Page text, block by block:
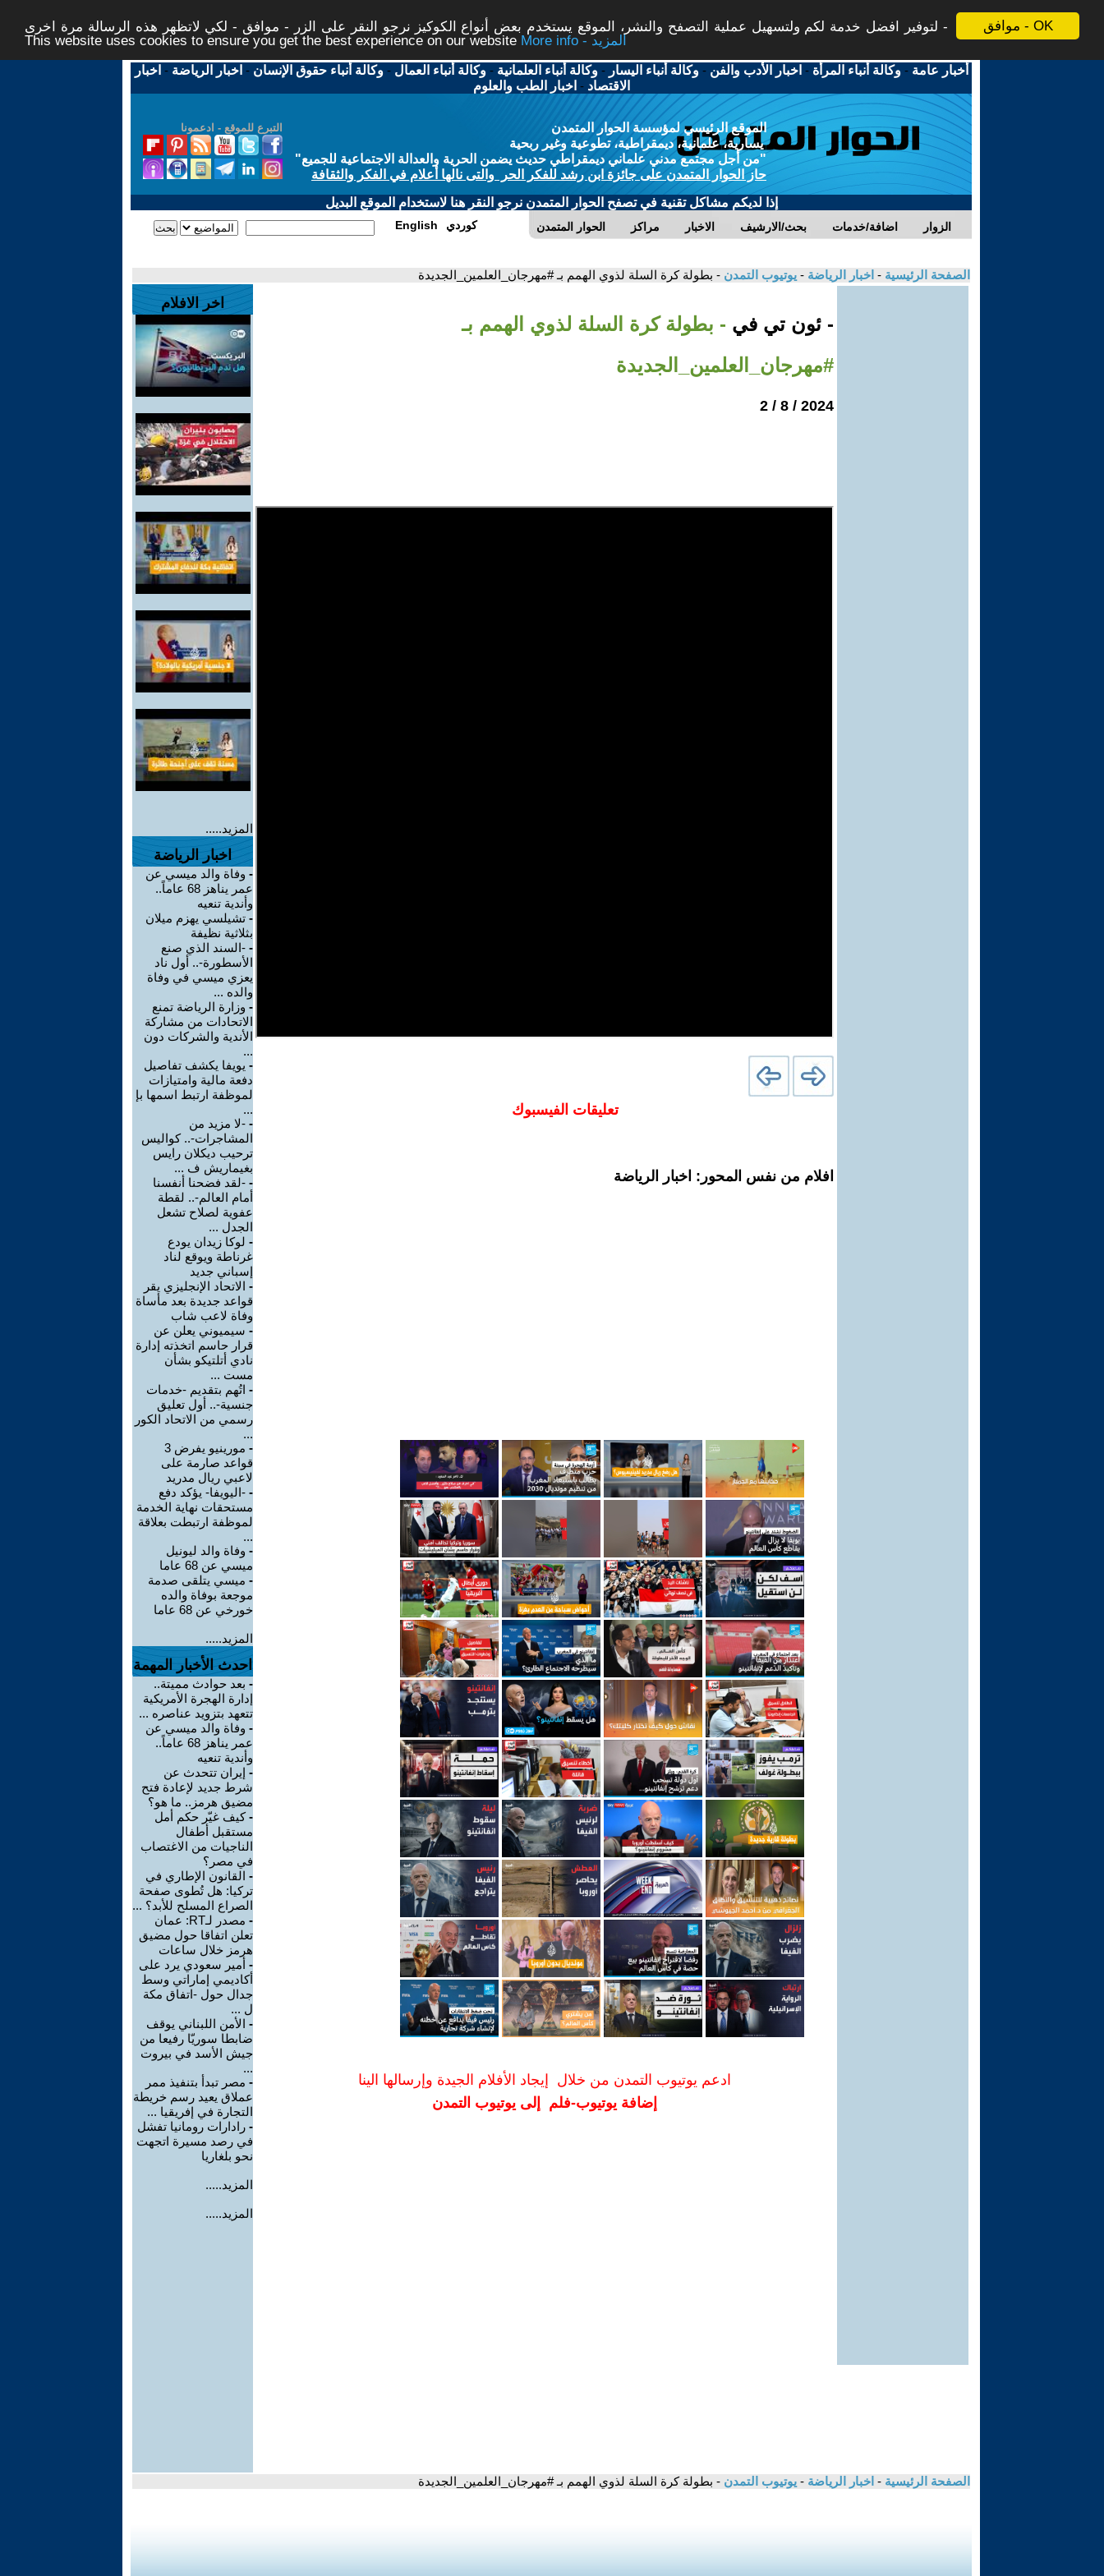
موافق - OK
لتوفير افضل خدمة لكم ولتسهيل عملية التصفح والنشر، الموقع يستخدم بعض أنواع الكوكيز نرجو النقر على الزر - موافق - لكي لاتظهر هذه الرسالة مرة اخرى -
This website uses cookies to ensure you get the best experience on our website
More info - المزيد
أخبار عامة -وكالة أنباء المرأة - اخبار الأدب والفن -وكالة أنباء اليسار -وكالة أنباء العلمانية -وكالة أنباء العمال -وكالة أنباء حقوق الإنسان - اخبار الرياضة - اخبار
الاقتصاد - اخبار الطب والعلوم
التبرع للموقع - ادعمونا
الموقع الرئيسي لمؤسسة الحوار المتمدن
يسارية، علمانية، ديمقراطية، تطوعية وغير ربحية
"من أجل مجتمع مدني علماني ديمقراطي حديث يضمن الحرية والعدالة الاجتماعية للجميع"
حاز الحوار المتمدن على جائزة ابن رشد للفكر الحر والتى نالها أعلام في الفكر والثقافة
إذا لديكم مشاكل تقنية في تصفح الحوار المتمدن نرجو النقر هنا لاستخدام الموقع البديل
الحوار المتمدن مراكز الاخبار بحث/الارشيف اضافة/خدمات الزوار English كوردي
الصفحة الرئيسية - اخبار الرياضة - يوتيوب التمدن - بطولة كرة السلة لذوي الهمم بـ #مهرجان_العلمين_الجديدة
- ئون تي في - بطولة كرة السلة لذوي الهمم بـ
#مهرجان_العلمين_الجديدة
2024 / 8 / 2
تعليقات الفيسبوك
افلام من نفس المحور: اخبار الرياضة
ادعم يوتيوب التمدن من خلال إيجاد الأفلام الجيدة وإرسالها الينا
إضافة يوتيوب-فلم إلى يوتيوب التمدن
اخر الافلام
المزيد.....
اخبار الرياضة
- وفاة والد ميسي عن
عمر يناهز 68 عاماً..
وأندية تنعيه
- تشيلسي يهزم ميلان
بثلاثية نظيفة
- -السند الذي صنع
الأسطورة-.. أول ناد
يعزي ميسي في وفاة
والده ...
- وزارة الرياضة تمنع
الاتحادات من مشاركة
الأندية والشركات دون
...
- يويفا يكشف تفاصيل
دفعة مالية وامتيازات
لموظفة ارتبط اسمها بإ
...
- -لا مزيد من
المشاجرات-.. كواليس
ترحيب ديكلان رايس
بغيماريش ف ...
- -لقد فضحنا أنفسنا
أمام العالم-.. لقطة
عفوية لصلاح تشعل
الجدل ...
- لوكا زيدان يودع
غرناطة ويوقع لناد
إسباني جديد
- الاتحاد الإنجليزي يقر
قواعد جديدة بعد مأساة
وفاة لاعب شاب
- سيميوني يعلن عن
قرار حاسم اتخذته إدارة
نادي أتلتيكو بشأن
مست ...
- اتُهم بتقديم -خدمات
جنسية-.. أول تعليق
رسمي من الاتحاد الكور
...
-
مورينيو يفرض 3
قواعد صارمة على
لاعبي ريال مدريد
- -اليويفا- يؤكد دفع
مستحقات نهاية الخدمة
لموظفة ارتبطت بعلاقة
...
- وفاة والد ليونيل
ميسي عن 68 عاما
- ميسي يتلقى صدمة
موجعة بوفاة والده
خورخي عن 68 عاما
المزيد.....
احدث الأخبار المهمة
- بعد حوادث مميتة..
إدارة الهجرة الأمريكية
تتعهد بتزويد عناصره ...
- وفاة والد ميسي عن
عمر يناهز 68 عاماً..
وأندية تنعيه
- إيران تتحدث عن
شرط جديد لإعادة فتح
مضيق هرمز.. ما هو؟
-كيف غيّر حكم أمل
مستقبل أطفال
الناجيات من الاغتصاب
في مصر؟
- القانون الإطاري في
تركيا: هل تُطوى صفحة
الصراع المسلح للأبد؟ ...
-
مصدر لـRT: عمان
تعلن اتفاقا حول مضيق
هرمز خلال ساعات
- أمير سعودي يرد على
أكاديمي إماراتي وسط
جدال حول -اتفاق مكة
ل ...
- الأمن اللبناني يوقف
ضابطا سوريّا رفيعا من
جيش الأسد في بيروت
...
- مصر تبدأ بتنفيذ ممر
عملاق يعيد رسم خريطة
التجارة في إفريقيا ...
- رادارات رومانيا تفشل
في رصد مسيرة اتجهت
نحو بلغاريا
المزيد.....
المزيد.....
الصفحة الرئيسية - اخبار الرياضة - يوتيوب التمدن - بطولة كرة السلة لذوي الهمم بـ #مهرجان_العلمين_الجديدة